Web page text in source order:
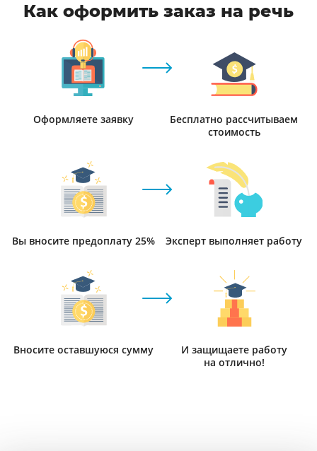
Как оформить заказ на речь
Оформляете заявку
Бесплатно рассчитываем
стоимость
Вы вносите предоплату 25% Эксперт выполняет работу
Вносите оставшуюся сумму
И защищаете работу
на отлично!